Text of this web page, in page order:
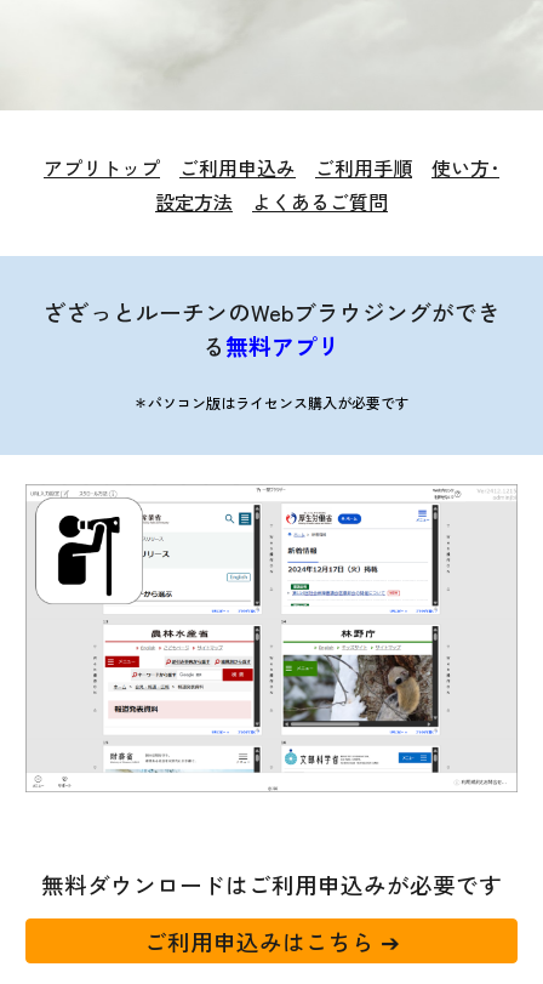
アプリトップ ご利用申込み ご利用手順
使い方･
設定方法
よくあるご質問
ざざっとルーチンのWebブラウジングができ
る無料アプリ
＊パソコン版はライセンス購入が必要です
無料ダウンロードはご利用申込みが必要です
ご利用申込みはこちら ➔